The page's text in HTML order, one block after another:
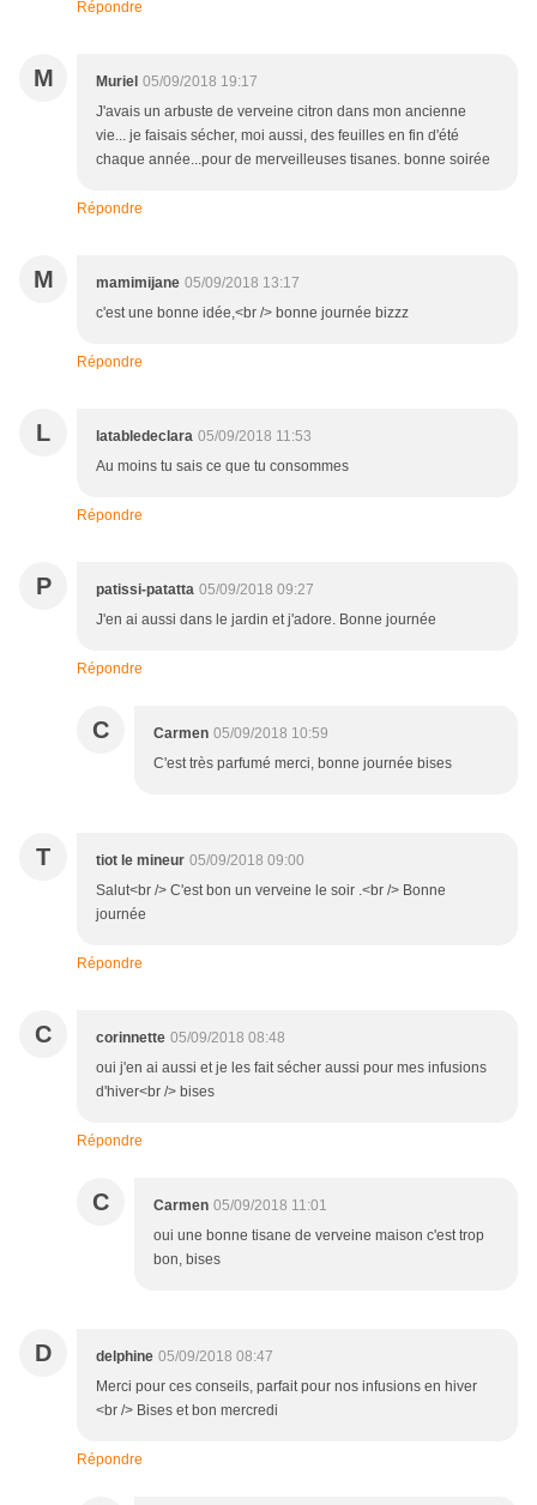
Répondre
M Muriel 05/09/2018 19:17
J'avais un arbuste de verveine citron dans mon ancienne
vie... je faisais sécher, moi aussi, des feuilles en fin d'été
chaque année...pour de merveilleuses tisanes. bonne soirée
Répondre
M mamimijane 05/09/2018 13:17
c'est une bonne idée,<br /> bonne journée bizzz
Répondre
L latabledeclara 05/09/2018 11:53
Au moins tu sais ce que tu consommes
Répondre
P patissi-patatta 05/09/2018 09:27
J'en ai aussi dans le jardin et j'adore. Bonne journée
Répondre
C Carmen 05/09/2018 10:59
C'est très parfumé merci, bonne journée bises
T tiot le mineur 05/09/2018 09:00
Salut<br /> C'est bon un verveine le soir .<br /> Bonne
journée
Répondre
C corinnette 05/09/2018 08:48
oui j'en ai aussi et je les fait sécher aussi pour mes infusions
d'hiver<br /> bises
Répondre
C Carmen 05/09/2018 11:01
oui une bonne tisane de verveine maison c'est trop
bon, bises
D delphine 05/09/2018 08:47
Merci pour ces conseils, parfait pour nos infusions en hiver
<br /> Bises et bon mercredi
Répondre